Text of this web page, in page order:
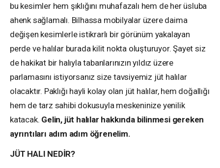
bu kesimler hem şıklığını muhafazalı hem de her üsluba
ahenk sağlamalı. Bilhassa mobilyalar üzere daima
değişen kesimlerle istikrarlı bir görünüm yakalayan
perde ve halılar burada kilit nokta oluşturuyor. Şayet siz
de hakikat bir halıyla tabanlarınızın yıldız üzere
parlamasını istiyorsanız size tavsiyemiz jüt halılar
olacaktır. Paklığı hayli kolay olan jüt halılar, hem doğallığı
hem de tarz sahibi dokusuyla meskeninize yenilik
katacak. Gelin, jüt halılar hakkında bilinmesi gereken
ayrıntıları adım adım öğrenelim.
JÜT HALI NEDİR?